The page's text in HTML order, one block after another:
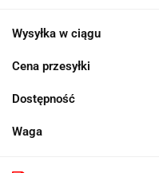
Wysyłka w ciągu
Cena przesyłki
Dostępność
Waga